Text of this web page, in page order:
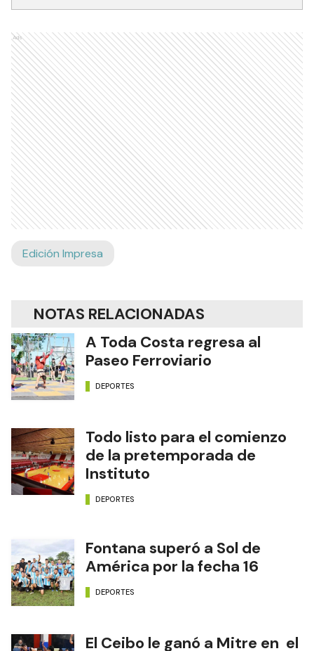
Ads
Edición Impresa
NOTAS RELACIONADAS
A Toda Costa regresa al
Paseo Ferroviario
DEPORTES
Todo listo para el comienzo
de la pretemporada de
Instituto
DEPORTES
Fontana superó a Sol de
América por la fecha 16
DEPORTES
El Ceibo le ganó a Mitre en el